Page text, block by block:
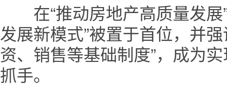
在“推动房地产高质量发展
发展新模式”被置于首位，并
资、销售等基础制度”，成为
抓手。